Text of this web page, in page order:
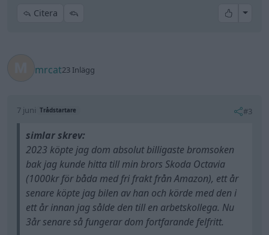
Citera All
mrcat23 Inlägg
7 juni Trådstartare #3
simlar skrev:
2023 köpte jag dom absolut billigaste bromsoken
bak jag kunde hitta till min brors Skoda Octavia
(1000kr för båda med fri frakt från Amazon), ett år
senare köpte jag bilen av han och körde med den i
ett år innan jag sålde den till en arbetskollega. Nu
3år senare så fungerar dom fortfarande felfritt.